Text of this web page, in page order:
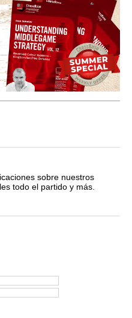
sobre nuestros
todo el partido y más.